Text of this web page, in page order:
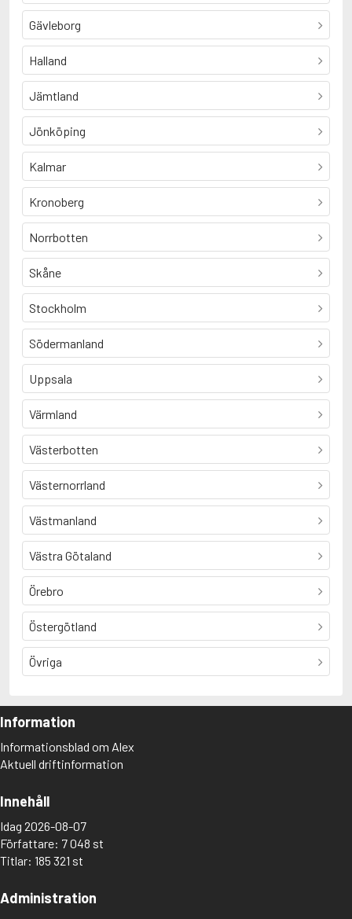
Gävleborg
Halland
Jämtland
Jönköping
Kalmar
Kronoberg
Norrbotten
Skåne
Stockholm
Södermanland
Uppsala
Värmland
Västerbotten
Västernorrland
Västmanland
Västra Götaland
Örebro
Östergötland
Övriga
Information
Informationsblad om Alex
Aktuell driftinformation
Innehåll
Idag 2026-08-07
Författare: 7 048 st
Titlar: 185 321 st
Administration